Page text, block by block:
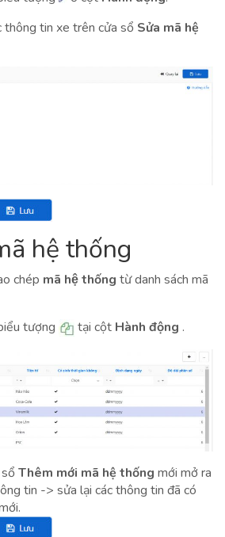
thông tin xe trên cửa sổ Sửa mã hệ
hệ thống
chép mã hệ thống từ danh sách mã
tượng
tại cột Hành động .
Thêm mới mã hệ thống mới mở ra
tin -> sửa lại các thông tin đã có